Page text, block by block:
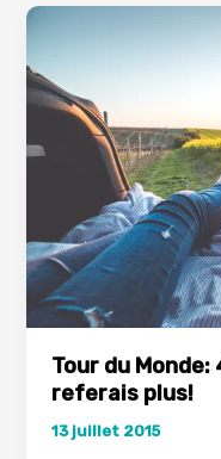
pas?
Tour du
referais plus!
13 juillet 2015